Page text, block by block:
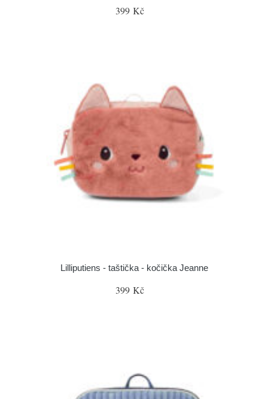
399 Kč
Lilliputiens - taštička - kočička Jeanne
399 Kč